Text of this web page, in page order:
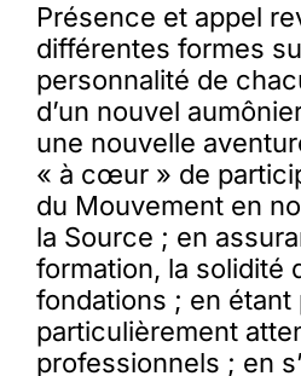
Présence et appel
différentes formes
personnalité de
d’un nouvel
une nouvelle
« à cœur » de
du Mouvement en
la Source ; en
formation, la solidité
fondations ; en étant
particulièrement
professionnels ; en